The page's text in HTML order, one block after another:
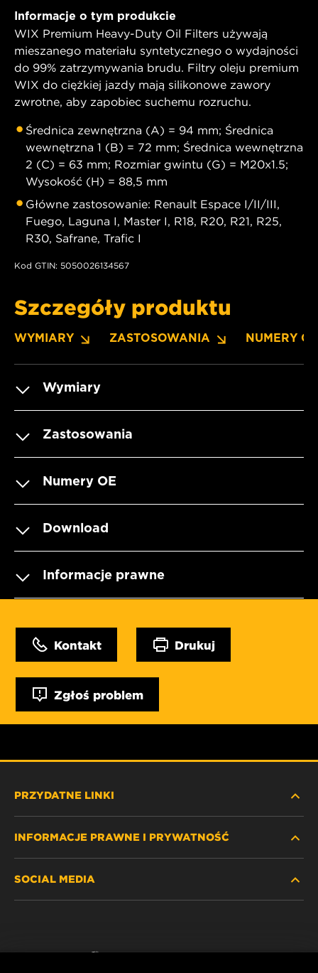
Informacje o tym produkcie
WIX Premium Heavy-Duty Oil Filters używają
mieszanego materiału syntetycznego o wydajności
do 99% zatrzymywania brudu. Filtry oleju premium
WIX do ciężkiej jazdy mają silikonowe zawory
zwrotne, aby zapobiec suchemu rozruchu.
Średnica zewnętrzna (A) = 94 mm; Średnica
wewnętrzna 1 (B) = 72 mm; Średnica wewnętrzna
2 (C) = 63 mm; Rozmiar gwintu (G) = M20x1.5;
Wysokość (H) = 88,5 mm
Główne zastosowanie: Renault Espace I/II/III,
Fuego, Laguna I, Master I, R18, R20, R21, R25,
R30, Safrane, Trafic I
Kod GTIN: 5050026134567
Szczegóły produktu
WYMIARY ZASTOSOWANIA NUMERY OE
Wymiary
Zastosowania
Numery OE
Download
Informacje prawne
Kontakt Drukuj
Zgłoś problem
PRZYDATNE LINKI
GDZIE KUPIĆ
INFORMACJE PRAWNE I PRYWATNOŚĆ
SOCIAL MEDIA